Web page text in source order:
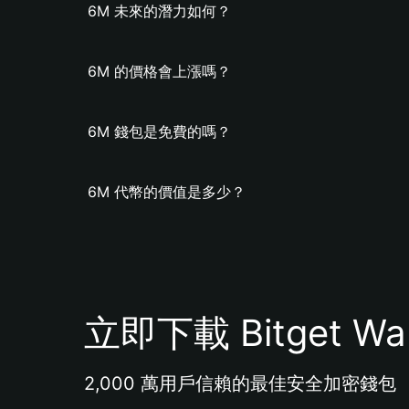
6M 未來的潛力如何？
6M 的價格會上漲嗎？
6M 錢包是免費的嗎？
6M 代幣的價值是多少？
立即下載 Bitget
2,000 萬用戶信賴的最佳安全加密錢包